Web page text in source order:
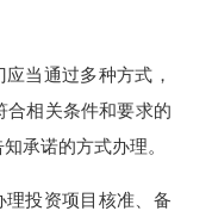
当通过多种方式，
合相关条件和要求的
承诺的方式办理。
投资项目核准、备